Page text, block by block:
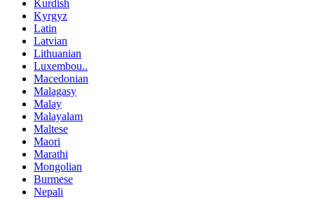
Kurdish
Kyrgyz
Latin
Latvian
Lithuanian
Luxembou..
Macedonian
Malagasy
Malay
Malayalam
Maltese
Maori
Marathi
Mongolian
Burmese
Nepali